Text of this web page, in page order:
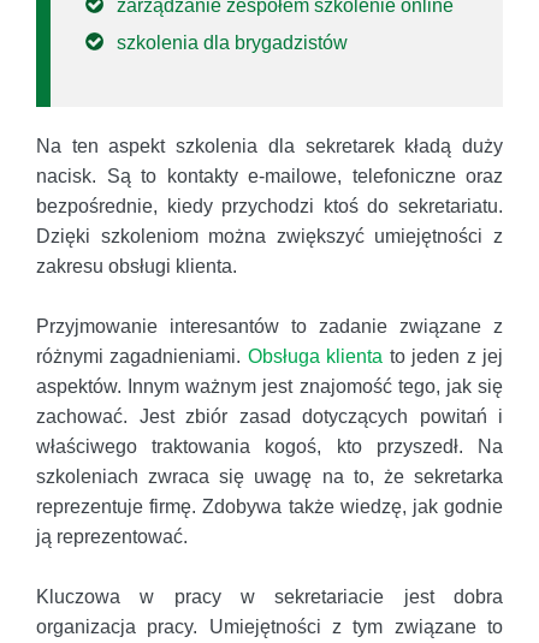
zarządzanie zespołem szkolenie online
szkolenia dla brygadzistów
Na ten aspekt szkolenia dla sekretarek kładą duży
nacisk. Są to kontakty e-mailowe, telefoniczne oraz
bezpośrednie, kiedy przychodzi ktoś do sekretariatu.
Dzięki szkoleniom można zwiększyć umiejętności z
zakresu obsługi klienta.
Przyjmowanie interesantów to zadanie związane z
różnymi zagadnieniami. Obsługa klienta to jeden z jej
aspektów. Innym ważnym jest znajomość tego, jak się
zachować. Jest zbiór zasad dotyczących powitań i
właściwego traktowania kogoś, kto przyszedł. Na
szkoleniach zwraca się uwagę na to, że sekretarka
reprezentuje firmę. Zdobywa także wiedzę, jak godnie
ją reprezentować.
Kluczowa w pracy w sekretariacie jest dobra
organizacja pracy. Umiejętności z tym związane to